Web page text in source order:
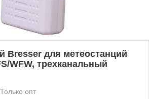
Bresser для метеостанций
WFW, трехканальный
Только опт